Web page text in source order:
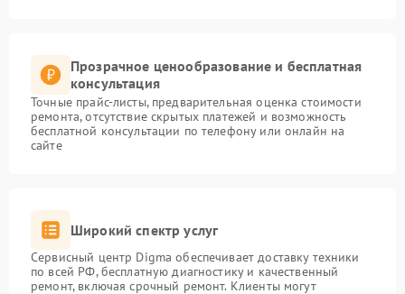
Прозрачное ценообразование и бесплатная
консультация
Точные прайс-листы, предварительная оценка стоимости
ремонта, отсутствие скрытых платежей и возможность
бесплатной консультации по телефону или онлайн на
сайте
Широкий спектр услуг
Сервисный центр Digma обеспечивает доставку техники
по всей РФ, бесплатную диагностику и качественный
ремонт, включая срочный ремонт. Клиенты могут